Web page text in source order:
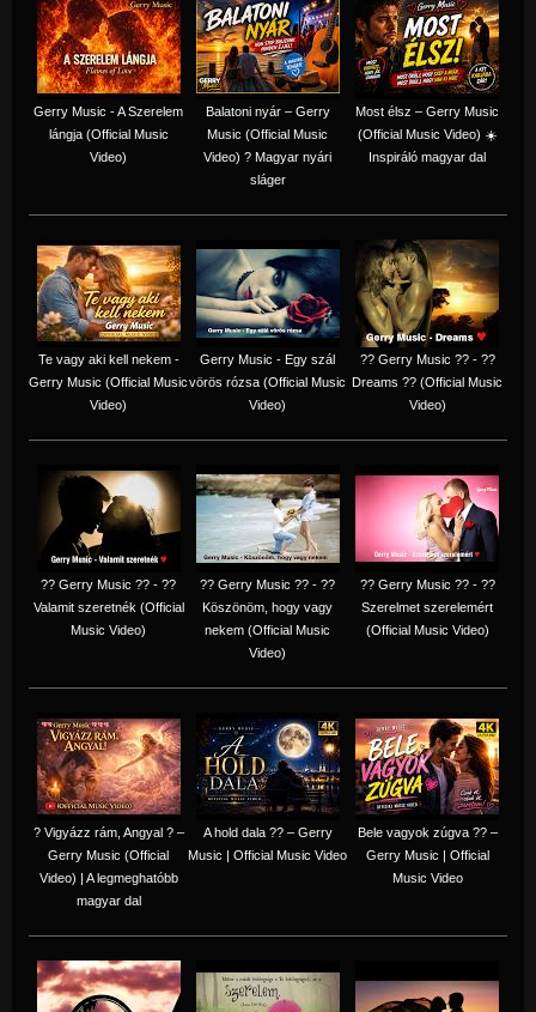
Gerry Music - A Szerelem
lángja (Official Music
Video)
Balatoni nyár – Gerry
Music (Official Music
Video) ? Magyar nyári
sláger
Most élsz – Gerry Music
(Official Music Video) ☀️
Inspiráló magyar dal
Te vagy aki kell nekem -
Gerry Music (Official Music
Video)
Gerry Music - Egy szál
vörös rózsa (Official Music
Video)
?? Gerry Music ?? - ??
Dreams ?? (Official Music
Video)
?? Gerry Music ?? - ??
Valamit szeretnék (Official
Music Video)
?? Gerry Music ?? - ??
Köszönöm, hogy vagy
nekem (Official Music
Video)
?? Gerry Music ?? - ??
Szerelmet szerelemért
(Official Music Video)
? Vigyázz rám, Angyal ? –
Gerry Music (Official
Video) | A legmeghatóbb
magyar dal
A hold dala ?? – Gerry
Music | Official Music Video
Bele vagyok zúgva ?? –
Gerry Music | Official
Music Video